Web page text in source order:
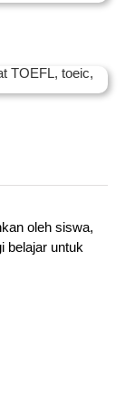
oleh siswa,
belajar untuk